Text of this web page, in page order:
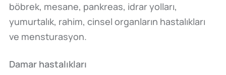
böbrek, mesane, pankreas, idrar yolları,
yumurtalık, rahim, cinsel organların hastalıkları
ve mensturasyon.
Damar hastalıkları